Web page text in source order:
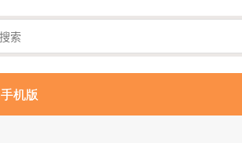
手机版